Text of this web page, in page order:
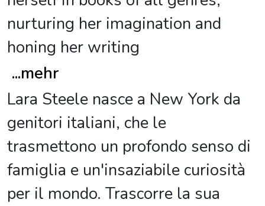
nurturing her imagination and
honing her writing
...mehr
Lara Steele nasce a New York da
genitori italiani, che le
trasmettono un profondo senso di
famiglia e un'insaziabile curiosità
per il mondo. Trascorre la sua